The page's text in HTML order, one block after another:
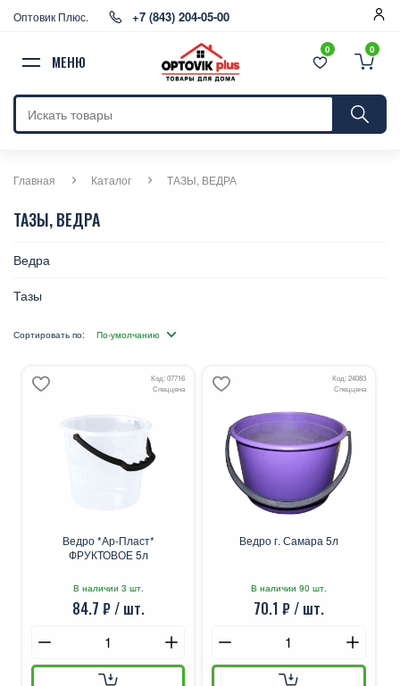
Оптовик Плюс. +7 (843) 204-05-00
МЕНЮ
0 0
Главная Каталог ТАЗЫ, ВЕДРА
ТАЗЫ, ВЕДРА
Ведра
Тазы
Сортировать по:
Код: 07716
Спеццена
Ведро *Ар-Пласт*
ФРУКТОВОЕ 5л
В наличии 3 шт.
84.7 ₽ / шт.
Код: 24083
Спеццена
Ведро г. Самара 5л
В наличии 90 шт.
70.1 ₽ / шт.